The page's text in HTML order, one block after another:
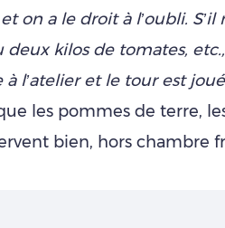
on a le droit à l’oubli.
deux kilos de tomates,
l’atelier et le tour est joué
les pommes de terre,
bien, hors chambre